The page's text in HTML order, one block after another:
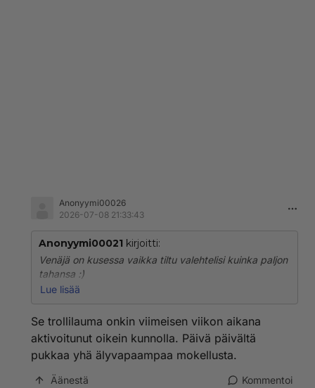
Anonyymi00026
2026-07-08 21:33:43
Anonyymi00021 kirjoitti:
Venäjä on kusessa vaikka tiltu valehtelisi kuinka paljon
tahansa :)
Venäjän Trollilauma näyttää lisääntyvän on selvä
Lue lisää
Se trollilauma onkin viimeisen viikon aikana
aktivoitunut oikein kunnolla. Päivä päivältä
pukkaa yhä älyvapaampaa mokellusta.
Äänestä Kommentoi